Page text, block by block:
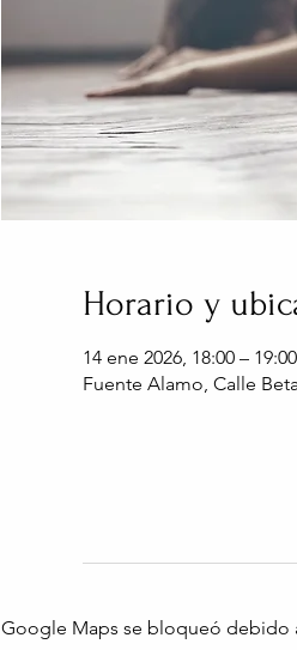
Horario y
14 ene 2026, 18:00 – 19:00
Fuente Alamo, Calle
Google Maps se bloqueó debido